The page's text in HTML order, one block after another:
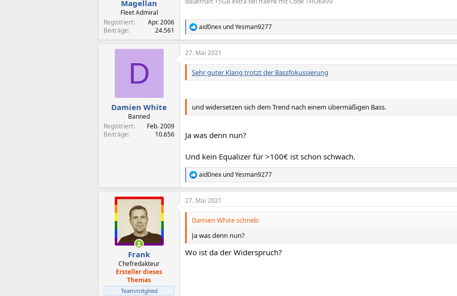
Magellan
Fleet Admiral
Registriert
Apr. 2006
Beiträge
24.561
R
e
a
k
t
o
aid0nex undYesman9277
D
Damien White
Banned
Registriert
Feb. 2009
Beiträge
10.656
27. Mai 2021
Sehr guter Klang trotzt der Bassfokussierung
und widersetzen sich dem Trend nach einem übermäßigen Bass.
Ja was denn nun?
Und kein Equalizer für >100€ ist schon schwach.
R
e
a
k
t
e
n
aid0nex undYesman9277
Frank
Chefredakteur
Ersteller dieses
Themas
Teammitglied
27. Mai 2021
Damien White schrieb:
Ja was denn nun?
Wo ist da der Widerspruch?